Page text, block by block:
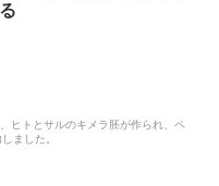
ヒトとサルのキメラ胚が作られ、ペ
ました。